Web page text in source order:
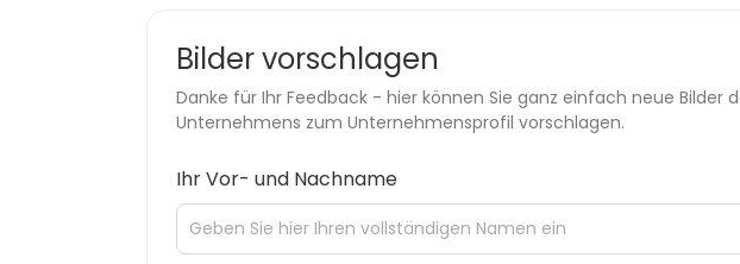
Bilder vorschlagen
Danke für Ihr Feedback - hier können Sie ganz einfach neue Bilder
Unternehmens zum Unternehmensprofil vorschlagen.
Ihr Vor- und Nachname